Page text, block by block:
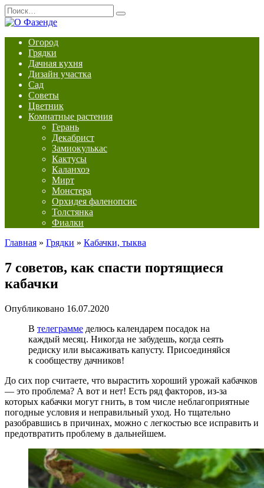
Перейти
к
содержанию
Search
for:
Огород
Грядки
Дачная кухня
Дизайн участка
Сад
Советы
Цветник
Комнатные растения
Герань
Декабрист
Замиокулькас
Кактусы
Каланхоэ
Мирт
Монстера
Орхидея фаленопсис
Толстянка
Фиалки
Главная » Грядки » Кабачки, тыква
7 советов, как спасти портящиеся
кабачки
Опубликовано 16.07.2020
В телеграмме делюсь календарем посадок на
каждый месяц. Никогда не забудешь, когда сеять
редиску или высаживать капусту. Присоединяйся
к сообществу дачников!
До сих пор считаете, что вырастить хороший урожай кабачков
— это проблема? А вот и нет! Есть ряд факторов, из-за
которых кабачки могут гнить, в том числе неблагоприятные
погодные условия и неправильный уход. Но тщательно
разобравшись в причинах, можно с легкостью все исправить и
предотвратить проблему в дальнейшем.